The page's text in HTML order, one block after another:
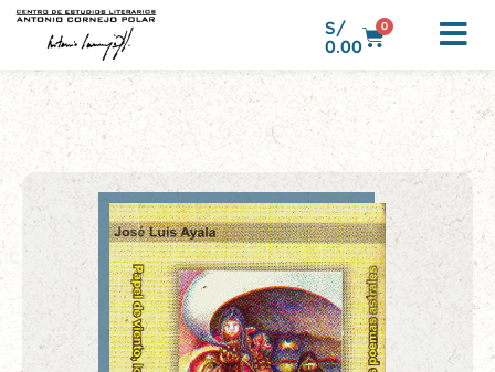
S/
0.00
0